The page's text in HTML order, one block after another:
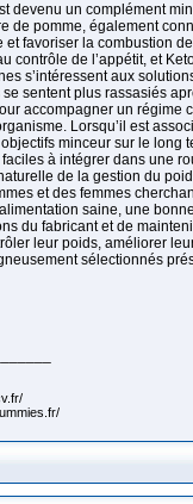
devenu un complément
de pomme, également
et favoriser la combustion
contrôle de l’appétit, et
s’intéressent aux
se sentent plus rassasiés
accompagner un régime
Lorsqu’il est
minceur sur le long
à intégrer dans une
de la gestion du
et des femmes
saine, une
du fabricant et de
leur poids, améliorer
sélectionnés